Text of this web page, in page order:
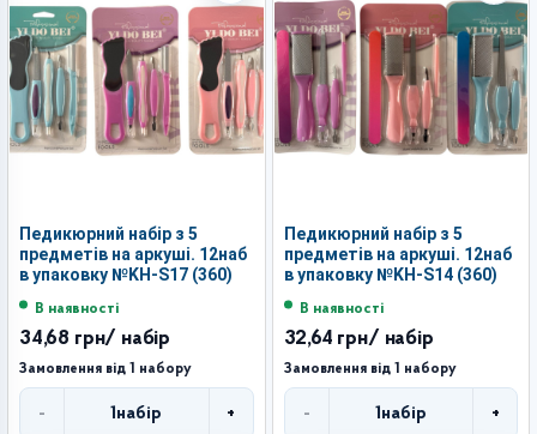
Педикюрний набір з 5
предметів на аркуші. 12наб
в упаковку №KH-S17 (360)
В наявності
34,68 грн/ набір
Замовлення від 1 набору
-
Кількість
1набір +
Педикюрний набір з 5
предметів на аркуші. 12наб
в упаковку №KH-S14 (360)
В наявності
32,64 грн/ набір
Замовлення від 1 набору
-
Кількість
1набір +